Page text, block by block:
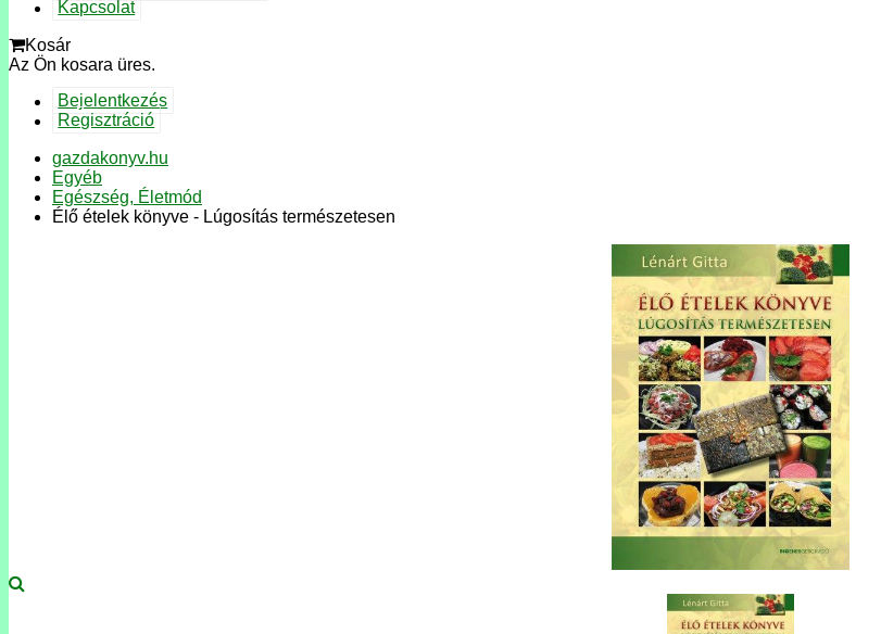
Kapcsolat
Kosár
Az Ön kosara üres.
Bejelentkezés
Regisztráció
gazdakonyv.hu
Egyéb
Egészség, Életmód
Élő ételek könyve - Lúgosítás természetesen